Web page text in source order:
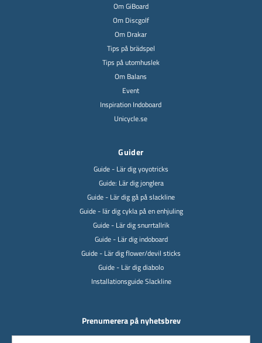
Om GiBoard
Om Discgolf
Om Drakar
Tips på brädspel
Tips på utomhuslek
Om Balans
Event
Inspiration Indoboard
Unicycle.se
Guider
Guide - Lär dig yoyotricks
Guide: Lär dig jonglera
Guide - Lär dig gå på slackline
Guide - lär dig cykla på en enhjuling
Guide - Lär dig snurrtallrik
Guide - Lär dig indoboard
Guide - Lär dig flower/devil sticks
Guide - Lär dig diabolo
Installationsguide Slackline
Prenumerera på nyhetsbrev